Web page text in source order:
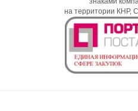
на территории КНР,